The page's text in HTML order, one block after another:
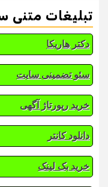
تبلیغات متنی
دکتر هاریکا
سئو تضمینی سایت
خرید رپورتاژ آگهی
دانلود کانتر
خرید بک لینک